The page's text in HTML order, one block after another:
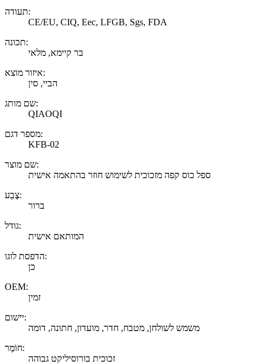
תעודה:
CE/EU, CIQ, Eec, LFGB, Sgs, FDA
תכונה:
בר קיימא, מלאי
איזור מוצא:
הביי, סין
שם מותג:
QIAOQI
מספר דגם:
KFB-02
שם מוצר:
ספל כוס קפה מזכוכית לשימוש חוזר בהתאמה אישית
צֶבַע:
ברור
גודל:
המותאם אישית
הדפסת לוגו:
כן
OEM:
זמין
יישום:
משמש לשולחן, מטבח, חדר, מועדון, חתונה, דומה
חוֹמֶר:
זכוכית בורוסיליקט גבוהה